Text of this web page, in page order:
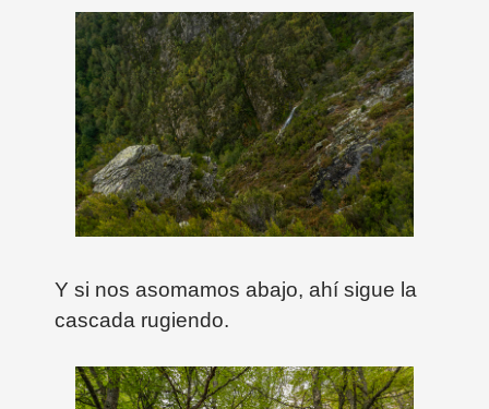
Y si nos asomamos abajo, ahí sigue la
cascada rugiendo.